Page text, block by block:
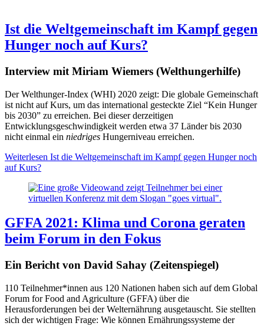
Ist die Weltgemeinschaft im Kampf gegen
Hunger noch auf Kurs?
Interview mit Miriam Wiemers (Welthungerhilfe)
Der Welthunger-Index (WHI) 2020 zeigt: Die globale Gemeinschaft
ist nicht auf Kurs, um das international gesteckte Ziel “Kein Hunger
bis 2030” zu erreichen. Bei dieser derzeitigen
Entwicklungsgeschwindigkeit werden etwa 37 Länder bis 2030
nicht einmal ein niedriges Hungerniveau erreichen.
Weiterlesen Ist die Weltgemeinschaft im Kampf gegen Hunger noch
auf Kurs?
GFFA 2021: Klima und Corona geraten
beim Forum in den Fokus
Ein Bericht von David Sahay (Zeitenspiegel)
110 Teilnehmer*innen aus 120 Nationen haben sich auf dem Global
Forum for Food and Agriculture (GFFA) über die
Herausforderungen bei der Welternährung ausgetauscht. Sie stellten
sich der wichtigen Frage: Wie können Ernährungssysteme der